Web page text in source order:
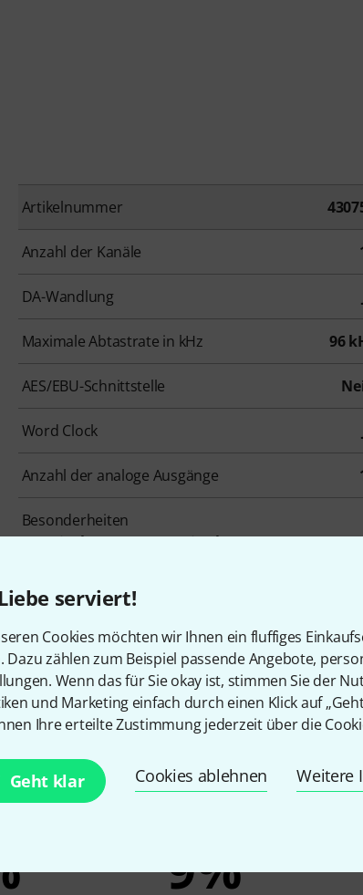
serviert!
Cookies möchten wir Ihnen ein fluffiges
Dazu zählen zum Beispiel passende Angebote,
Wenn das für Sie okay ist, stimmen Sie der
und Marketing einfach durch einen Klick auf
Ihre erteilte Zustimmung jederzeit über die
Geht klar Cookies ablehnen Weitere
Artikelnummer
Anzahl der Kanäle
DA-Wandlung
Maximale Abtastrate in kHz 96
AES/EBU-Schnittstelle
Word Clock
Anzahl der analoge Ausgänge
Besonderheiten
TFT Displays, MIDI, erweiterbar, MADI
die sich dieses
9%